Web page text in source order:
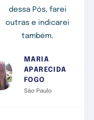
dessa Pós, farei
outras e indicarei
também.
MARIA
APARECIDA
FOGO
São Paulo